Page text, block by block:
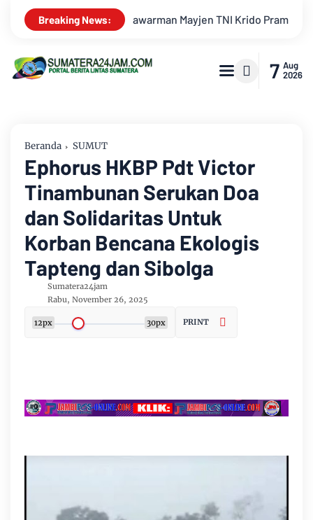
Breaking News:
Jadi Ikon Singing Competition HUT Ke-81 RI Kejati
7 Aug
2026
Beranda SUMUT
Ephorus HKBP Pdt Victor
Tinambunan Serukan Doa
dan Solidaritas Untuk
Korban Bencana Ekologis
Tapteng dan Sibolga
Sumatera24jam
Rabu, November 26, 2025
12px 30px PRINT